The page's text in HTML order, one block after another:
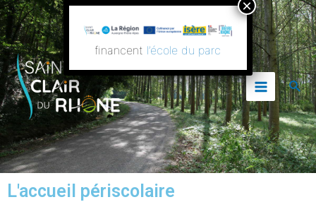
Aller
au
contenu
Main
Menu
L'accueil périscolaire
financent l’école du parc